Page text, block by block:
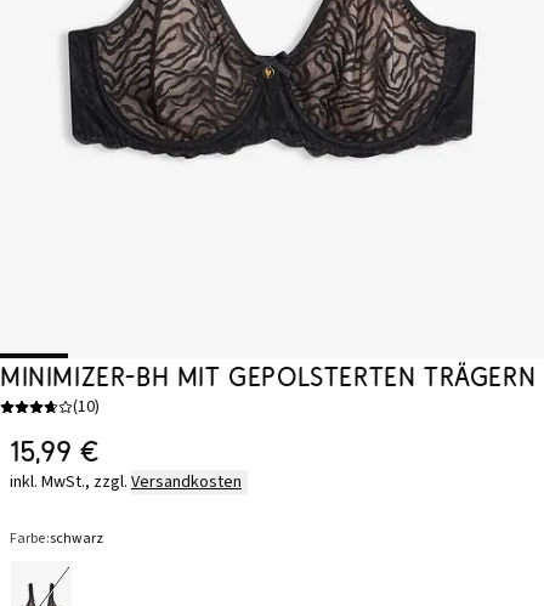
Minimizer-BH mit gepolsterten Trägern
(10)
15,99 €
inkl. MwSt., zzgl. Versandkosten
Farbe:schwarz